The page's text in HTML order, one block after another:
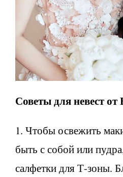
Советы для невест
1. Чтобы освежить
быть с собой или
салфетки для Т-зоны.